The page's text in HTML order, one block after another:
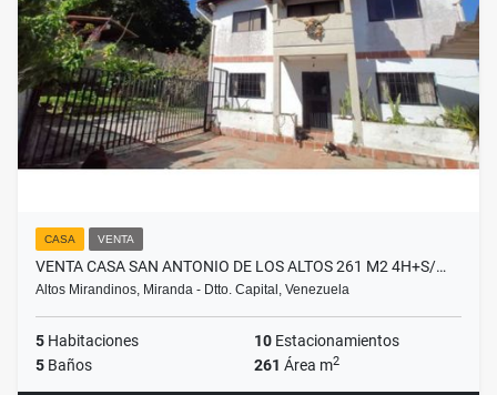
CASA VENTA
VENTA CASA SAN ANTONIO DE LOS ALTOS 261 M2 4H+S/…
Altos Mirandinos, Miranda - Dtto. Capital, Venezuela
5 Habitaciones 10 Estacionamientos
5 Baños 261 Área m2